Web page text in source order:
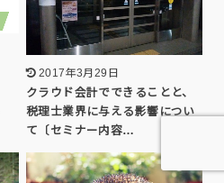
2017年3月29日
クラウド会計でできることと、
税理士業界に与える影響につい
て〔セミナー内容…